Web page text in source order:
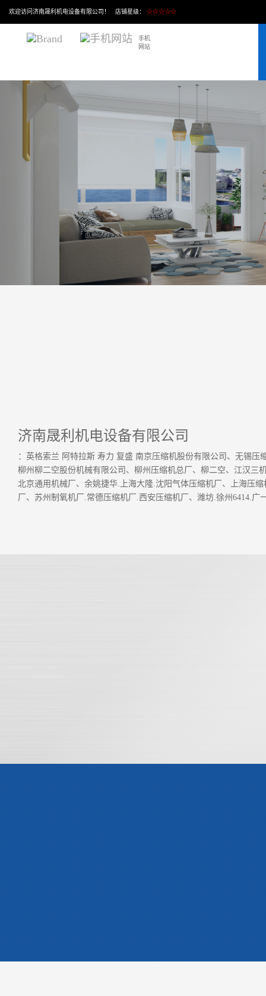
欢迎访问济南晟利机电设备有限公司！ 店铺星级： ☆☆☆☆☆
手机
网站
济南晟利机电设备有限公司
：英格索兰 阿特拉斯 寿力 复盛 南京压缩机股份有限公司、无锡压
柳州柳二空股份机械有限公司、柳州压缩机总厂、柳二空、江汉三
北京通用机械厂、余姚捷华.上海大隆.沈阳气体压缩机厂、上海压
厂、苏州制氧机厂.常德压缩机厂.西安压缩机厂、潍坊.徐州6414.广